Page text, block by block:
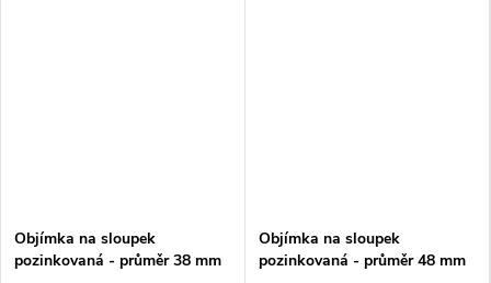
Objímka na sloupek
pozinkovaná - průměr 38 mm
Objímka na sloupek
pozinkovaná - průměr 48 mm